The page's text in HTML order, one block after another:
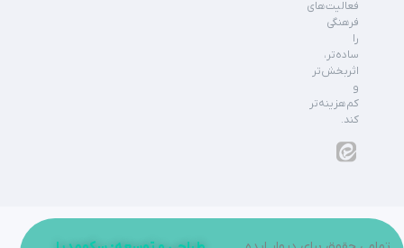
فعالیت‌های
فرهنگی
را
ساده‌تر،
اثربخش‌تر
و
کم‌هزینه‌تر
کند.